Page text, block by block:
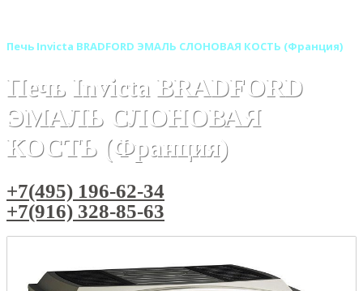
Печь Invicta BRADFORD ЭМАЛЬ СЛОНОВАЯ КОСТЬ (Франция)
Печь Invicta BRADFORD
ЭМАЛЬ СЛОНОВАЯ
КОСТЬ (Франция)
+7(495) 196-62-34
+7(916) 328-85-63